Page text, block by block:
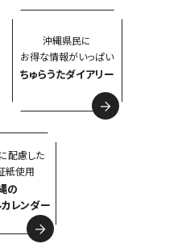
沖縄県民に
お得な情報がいっぱい
ちゅらうたダイアリー
配慮した
紙使用
の
レンダー